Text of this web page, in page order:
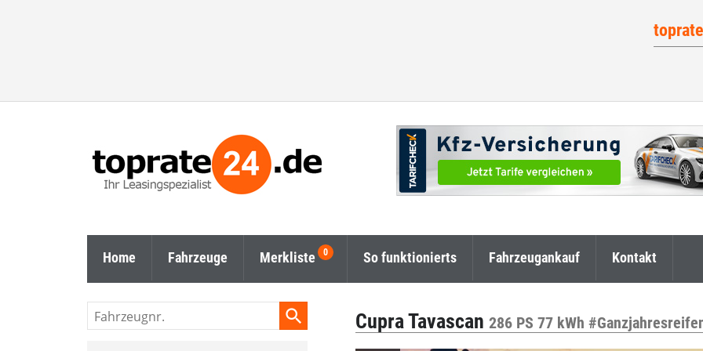
Home Fahrzeuge Merkliste So funktionierts Fahrzeugankauf Kontakt
Cupra Tavascan286 PS 77 kWh
Fahrzeugnr.